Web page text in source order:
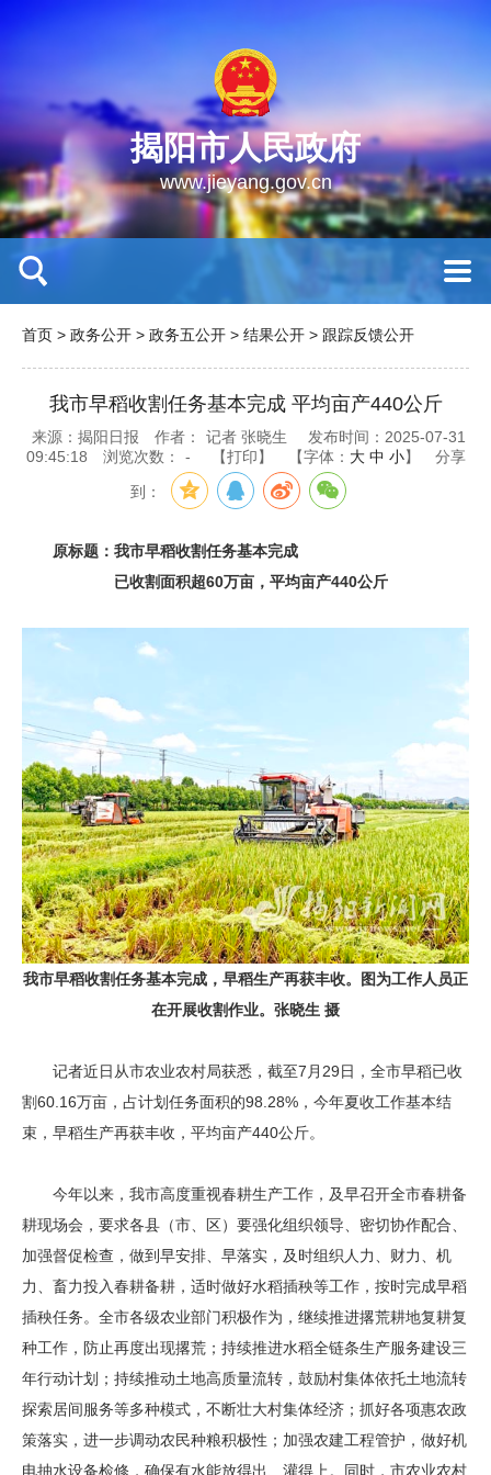
揭阳市人民政府
www.jieyang.gov.cn
首页 > 政务公开 > 政务五公开 > 结果公开 > 跟踪反馈公开
我市早稻收割任务基本完成 平均亩产440公斤
来源：揭阳日报 作者： 记者 张晓生
发布时间：2025-07-31
09:45:18
浏览次数： - 【打印】 【字体： 大 中 小】 分享
到：
原标题：我市早稻收割任务基本完成
已收割面积超60万亩，平均亩产440公斤
我市早稻收割任务基本完成，早稻生产再获丰收。图为工作人员正
在开展收割作业。张晓生 摄
记者近日从市农业农村局获悉，截至7月29日，全市早稻已收
割60.16万亩，占计划任务面积的98.28%，今年夏收工作基本结
束，早稻生产再获丰收，平均亩产440公斤。
今年以来，我市高度重视春耕生产工作，及早召开全市春耕备
耕现场会，要求各县（市、区）要强化组织领导、密切协作配合、
加强督促检查，做到早安排、早落实，及时组织人力、财力、机
力、畜力投入春耕备耕，适时做好水稻插秧等工作，按时完成早稻
插秧任务。全市各级农业部门积极作为，继续推进撂荒耕地复耕复
种工作，防止再度出现撂荒；持续推进水稻全链条生产服务建设三
年行动计划；持续推动土地高质量流转，鼓励村集体依托土地流转
探索居间服务等多种模式，不断壮大村集体经济；抓好各项惠农政
策落实，进一步调动农民种粮积极性；加强农建工程管护，做好机
电抽水设备检修，确保有水能放得出、灌得上。同时，市农业农村